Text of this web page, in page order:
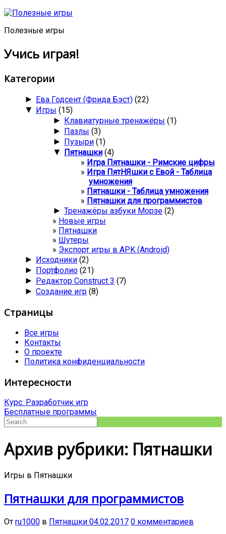
Полезные игры
Учись играя!
Категории
► Ева Годсент (Фрида Бэст) (22)
▼ Игры (15)
► Клавиатурные тренажёры (1)
► Пазлы (3)
► Пузыри (1)
▼ Пятнашки (4)
Игра Пятнашки - Римские цифры
Игра ПятНЯшки с Евой - Таблица
умножения
Пятнашки - Таблица умножения
Пятнашки для программистов
► Тренажёры азбуки Морзе (2)
Новые игры
Пятнашки
Шутеры
Экспорт игры в APK (Android)
► Исходники (2)
► Портфолио (21)
► Редактор Construct 3 (7)
► Создание игр (8)
Страницы
Все игры
Контакты
О проекте
Политика конфиденциальности
Интересности
Курс: Разработчик игр
Бесплатные программы
Архив рубрики: Пятнашки
Игры в Пятнашки
Пятнашки для программистов
От ru1000 в Пятнашки 04.02.2017 0 комментариев